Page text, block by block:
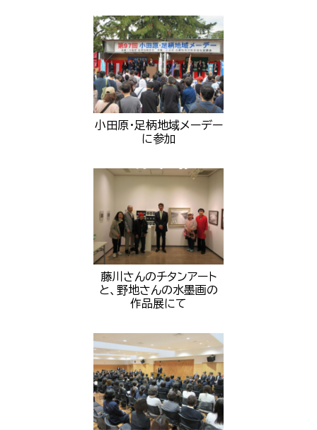
小田原・足柄地域メーデー
に参加
藤川さんのチタンアート
と、野地さんの水墨画の
作品展にて